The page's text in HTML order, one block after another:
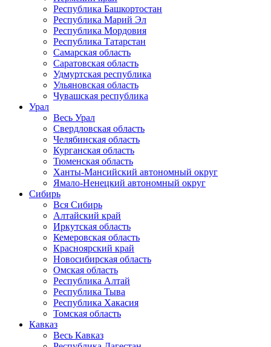
Республика Башкортостан
Республика Марий Эл
Республика Мордовия
Республика Татарстан
Самарская область
Саратовская область
Удмуртская республика
Ульяновская область
Чувашская республика
Урал
Весь Урал
Свердловская область
Челябинская область
Курганская область
Тюменская область
Ханты-Мансийский автономный округ
Ямало-Ненецкий автономный округ
Сибирь
Вся Сибирь
Алтайский край
Иркутская область
Кемеровская область
Красноярский край
Новосибирская область
Омская область
Республика Алтай
Республика Тыва
Республика Хакасия
Томская область
Кавказ
Весь Кавказ